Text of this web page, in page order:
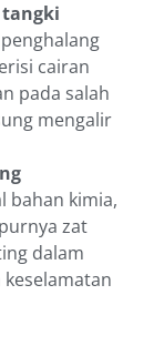
tangki
cairan
pada salah
mengalir
bahan kimia,
zat
dalam